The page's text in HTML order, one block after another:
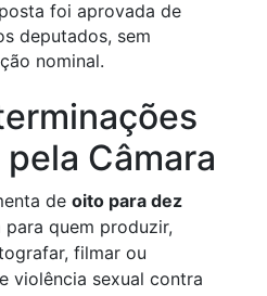
foi aprovada de
deputados, sem
nominal.
Câmara
de oito para dez
para quem produzir,
filmar ou
violência sexual contra